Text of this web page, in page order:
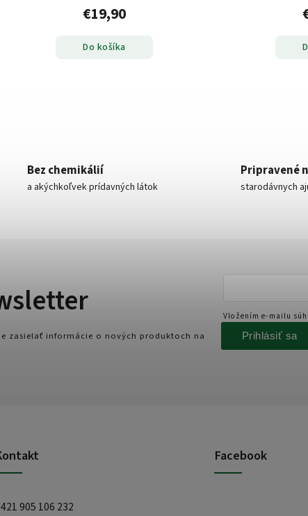
€19,90
Do košíka
Bez chemikálií
a akýchkoľvek prídavných látok
Pripravené
starodávnych
905 106 232
Facebook
zasielať informácie o nových produktoch na
Vložením e-mailu
Prihlásiť sa